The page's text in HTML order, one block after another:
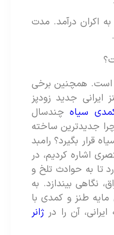
17 مهر 1403 به اکران درآمد. مدت
همچنین برخی
جدید زودپز
چندسال
ساخته
بگیرد؟ رامبد
کردیم، در
حوادث تلخ و
بیندازد. به
و کمدی با
آن را در ژانر